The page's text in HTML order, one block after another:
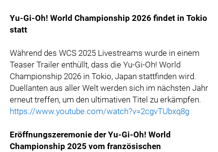
Yu-Gi-Oh! World Championship 2026 findet in Tokio
statt
Während des WCS 2025 Livestreams wurde in einem
Teaser Trailer enthüllt, dass die Yu-Gi-Oh! World
Championship 2026 in Tokio, Japan stattfinden wird.
Duellanten aus aller Welt werden sich im nächsten Jahr
erneut treffen, um den ultimativen Titel zu erkämpfen.
https://www.youtube.com/watch?v=2cgvTUbxq8g
Eröffnungszeremonie der Yu-Gi-Oh! World
Championship 2025 vom französischen